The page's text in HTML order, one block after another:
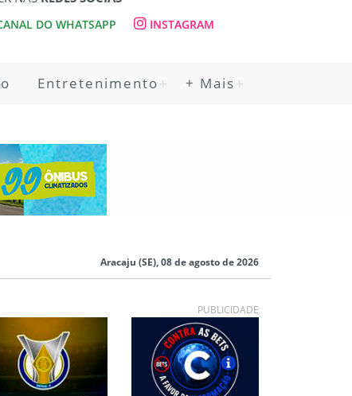
DO WHATSAPP INSTAGRAM
Entretenimento + Mais
Aracaju (SE), 08 de agosto de 2026
PUBLICIDADE